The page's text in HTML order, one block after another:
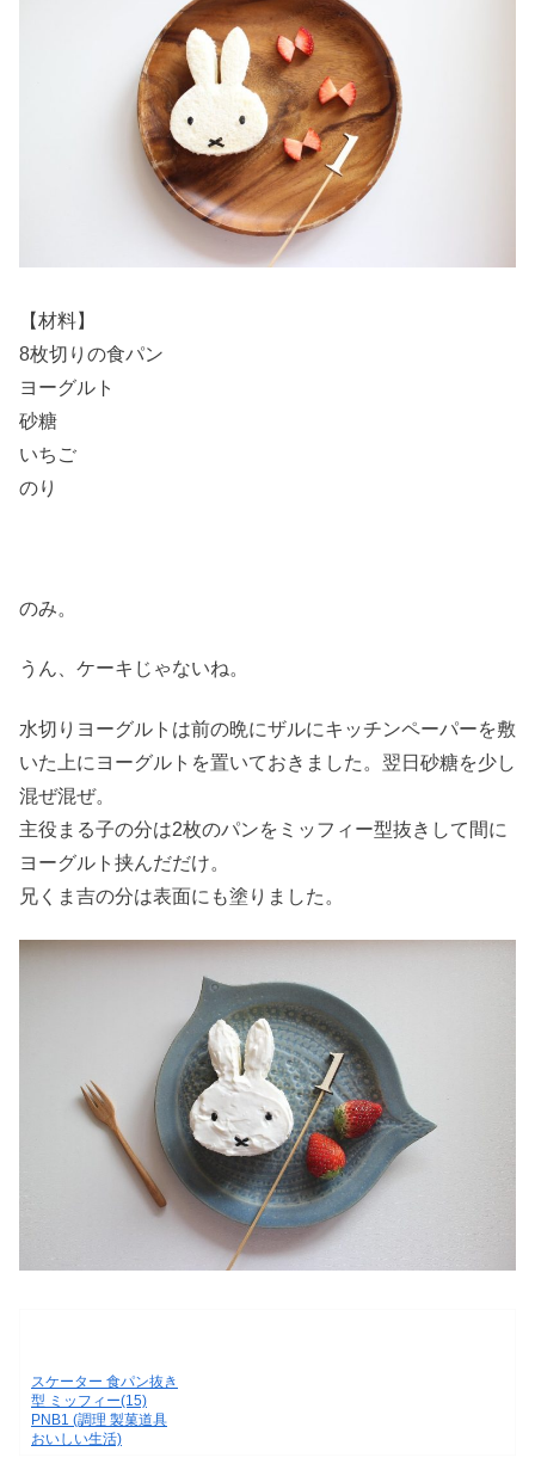
【材料】
8枚切りの食パン
ヨーグルト
砂糖
いちご
のり
のみ。
うん、ケーキじゃないね。
水切りヨーグルトは前の晩にザルにキッチンペーパーを敷
いた上にヨーグルトを置いておきました。翌日砂糖を少し
混ぜ混ぜ。
主役まる子の分は2枚のパンをミッフィー型抜きして間に
ヨーグルト挟んだだけ。
兄くま吉の分は表面にも塗りました。
スケーター 食パン抜き
型 ミッフィー(15)
PNB1 (調理 製菓道具
おいしい生活)